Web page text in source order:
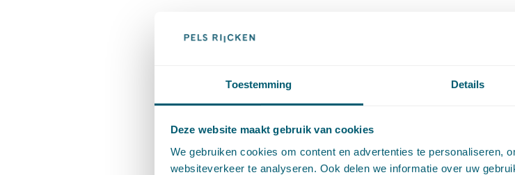
Toestemming Details
Deze website maakt gebruik van cookies
We gebruiken cookies om content en advertenties te personaliseren,
websiteverkeer te analyseren. Ook delen we informatie over uw